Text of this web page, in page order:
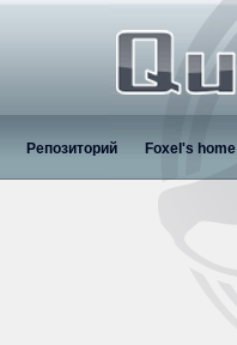
Репозиторий Foxel's home